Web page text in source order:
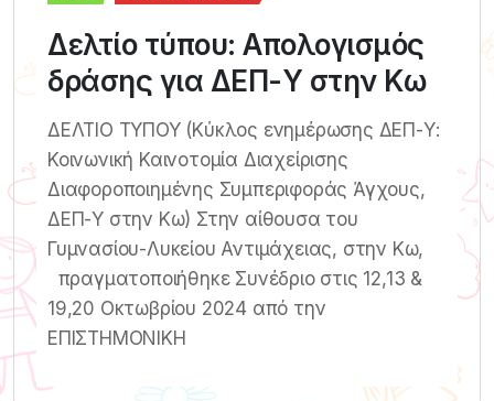
Δελτίο τύπου: Aπολογισμός
δράσης για ΔΕΠ-Υ στην Κω
ΔΕΛΤΙΟ ΤΥΠΟΥ (Κύκλος ενημέρωσης ΔΕΠ-Υ:
Κοινωνική Καινοτομία Διαχείρισης
Διαφοροποιημένης Συμπεριφοράς Άγχους,
ΔΕΠ-Υ στην Κω) Στην αίθουσα του
Γυμνασίου-Λυκείου Αντιμάχειας, στην Κω,
πραγματοποιήθηκε Συνέδριο στις 12,13 &
19,20 Οκτωβρίου 2024 από την
ΕΠΙΣΤΗΜΟΝΙΚΗ